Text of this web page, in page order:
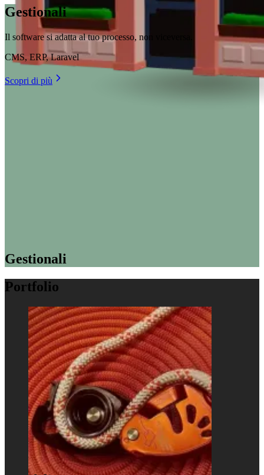
Gestionali
Il software si adatta al tuo processo, non viceversa.
CMS, ERP, Laravel
Scopri di più
Gestionali
Portfolio